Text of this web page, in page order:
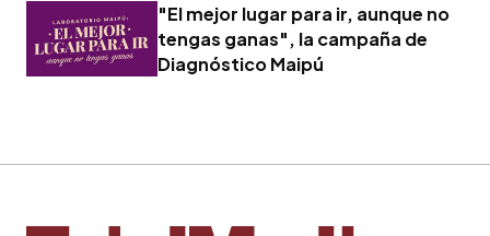
"El mejor lugar para ir, aunque no
tengas ganas", la campaña de
Diagnóstico Maipú